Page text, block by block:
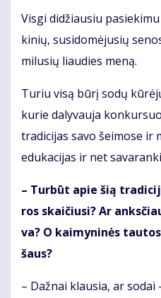
Vis­gi di­džiau­siu
ki­nių, su­si­do­mė­ju­sių
mi­lu­sių liau­dies me­ną.
Tu­riu vi­są bū­rį so­dų
ku­rie da­ly­vau­ja
tra­di­ci­jas sa­vo šei­mo­se ir
edu­ka­ci­jas ir net
– Tur­būt apie šią
ros skai­čiu­si? Ar
va? O kai­my­ni­nės
šaus?
– Daž­nai klau­sia, ar